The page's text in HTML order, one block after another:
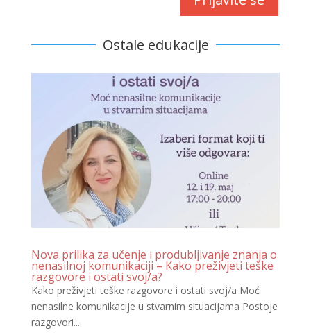
Ostale edukacije
Nova prilika za učenje i produbljivanje znanja o
nenasilnoj komunikaciji – Kako preživjeti teške
razgovore i ostati svoj/a?
Kako preživjeti teške razgovore i ostati svoj/a Moć
nenasilne komunikacije u stvarnim situacijama Postoje
razgovori...